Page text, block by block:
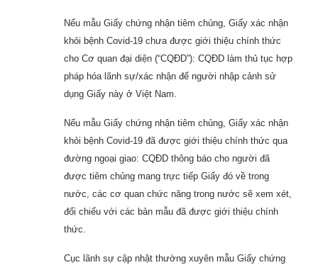
Nếu mẫu Giấy chứng nhận tiêm chủng, Giấy xác nhận
khỏi bệnh Covid-19 chưa được giới thiệu chính thức
cho Cơ quan đại diện (“CQĐD”): CQĐD làm thủ tục hợp
pháp hóa lãnh sự/xác nhận để người nhập cảnh sử
dụng Giấy này ở Việt Nam.
Nếu mẫu Giấy chứng nhận tiêm chủng, Giấy xác nhận
khỏi bệnh Covid-19 đã được giới thiệu chính thức qua
đường ngoại giao: CQĐD thông báo cho người đã
được tiêm chủng mang trực tiếp Giấy đó về trong
nước, các cơ quan chức năng trong nước sẽ xem xét,
đối chiếu với các bản mẫu đã được giới thiệu chính
thức.
Cục lãnh sự cập nhật thường xuyên mẫu Giấy chứng